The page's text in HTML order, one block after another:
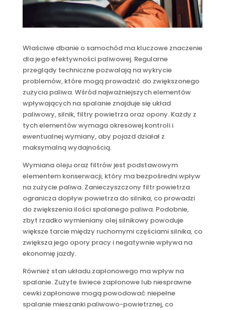
Właściwe dbanie o samochód ma kluczowe znaczenie
dla jego efektywności paliwowej. Regularne
przeglądy techniczne pozwalają na wykrycie
problemów, które mogą prowadzić do zwiększonego
zużycia paliwa. Wśród najważniejszych elementów
wpływających na spalanie znajduje się układ
paliwowy, silnik, filtry powietrza oraz opony. Każdy z
tych elementów wymaga okresowej kontroli i
ewentualnej wymiany, aby pojazd działał z
maksymalną wydajnością.
Wymiana oleju oraz filtrów jest podstawowym
elementem konserwacji, który ma bezpośredni wpływ
na zużycie paliwa. Zanieczyszczony filtr powietrza
ogranicza dopływ powietrza do silnika, co prowadzi
do zwiększenia ilości spalanego paliwa. Podobnie,
zbyt rzadko wymieniany olej silnikowy powoduje
większe tarcie między ruchomymi częściami silnika, co
zwiększa jego opory pracy i negatywnie wpływa na
ekonomię jazdy.
Również stan układu zapłonowego ma wpływ na
spalanie. Zużyte świece zapłonowe lub niesprawne
cewki zapłonowe mogą powodować niepełne
spalanie mieszanki paliwowo-powietrznej, co